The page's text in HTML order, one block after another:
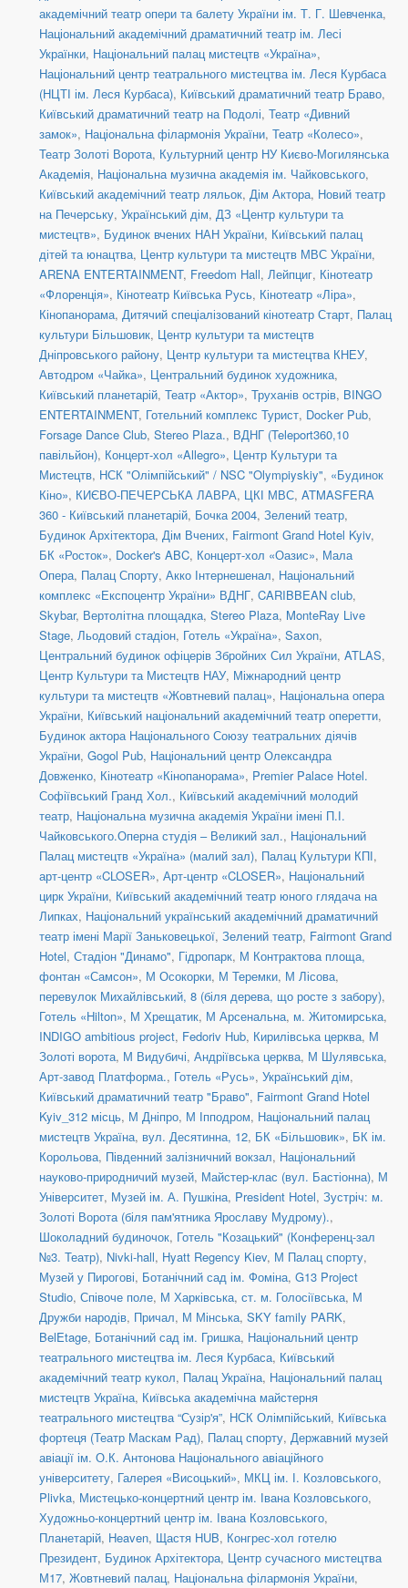
академічний театр опери та балету України ім. Т. Г. Шевченка,
Національний академічний драматичний театр ім. Лесі
Українки, Національний палац мистецтв «Україна»,
Національний центр театрального мистецтва ім. Леся Курбаса
(НЦТІ ім. Леся Курбаса), Київський драматичний театр Браво,
Київський драматичний театр на Подолі, Театр «Дивний
замок», Національна філармонія України, Театр «Колесо»,
Театр Золоті Ворота, Культурний центр НУ Києво-Могилянська
Академія, Національна музична академія ім. Чайковського,
Київський академічний театр ляльок, Дім Актора, Новий театр
на Печерську, Український дім, ДЗ «Центр культури та
мистецтв», Будинок вчених НАН України, Київський палац
дітей та юнацтва, Центр культури та мистецтв МВС України,
ARENA ENTERTAINMENT, Freedom Hall, Лейпциг, Кінотеатр
«Флоренція», Кінотеатр Київська Русь, Кінотеатр «Ліра»,
Кінопанорама, Дитячий спеціалізований кінотеатр Старт, Палац
культури Більшовик, Центр культури та мистецтв
Дніпровського району, Центр культури та мистецтва КНЕУ,
Автодром «Чайка», Центральний будинок художника,
Київський планетарій, Театр «Актор», Труханів острів, BINGO
ENTERTAINMENT, Готельний комплекс Турист, Docker Pub,
Forsage Dance Club, Stereo Plaza., ВДНГ (Teleport360,10
павільйон), Концерт-хол «Allegro», Центр Культури та
Мистецтв, НСК "Олімпійський" / NSC "Olympiyskiy", «Будинок
Кіно», КИЄВО-ПЕЧЕРСЬКА ЛАВРА, ЦКІ МВС, ATMASFERA
360 - Київський планетарій, Бочка 2004, Зелений театр,
Будинок Архітектора, Дім Вчених, Fairmont Grand Hotel Kyiv,
БК «Росток», Docker's ABC, Концерт-хол «Оазис», Мала
Опера, Палац Спорту, Акко Інтернешенал, Національний
комплекс «Експоцентр України» ВДНГ, CARIBBEAN club,
Skybar, Вертолітна площадка, Stereo Plaza, MonteRay Live
Stage, Льодовий стадіон, Готель «Україна», Saxon,
Центральний будинок офіцерів Збройних Сил України, ATLAS,
Центр Культури та Мистецтв НАУ, Міжнародний центр
культури та мистецтв «Жовтневий палац», Національна опера
України, Київський національний академічний театр оперетти,
Будинок актора Національного Союзу театральних діячів
України, Gogol Pub, Національний центр Олександра
Довженко, Кінотеатр «Кінопанорама», Premier Palace Hotel.
Софіївський Гранд Хол., Київський академічний молодий
театр, Національна музична академія України імені П.І.
Чайковського.Оперна студія – Великий зал., Національний
Палац мистецтв «Україна» (малий зал), Палац Культури КПІ,
арт-центр «CLOSER», Арт-центр «CLOSER», Національний
цирк України, Київський академічний театр юного глядача на
Липках, Національний український академічний драматичний
театр імені Марії Заньковецької, Зелений театр, Fairmont Grand
Hotel, Стадіон "Динамо", Гідропарк, М Контрактова площа,
фонтан «Самсон», М Осокорки, М Теремки, М Лісова,
перевулок Михайлівський, 8 (біля дерева, що росте з забору),
Готель «Hilton», М Хрещатик, М Арсенальна, м. Житомирська,
INDIGO ambitious project, Fedoriv Hub, Кирилівська церква, М
Золоті ворота, М Видубичі, Андріївська церква, М Шулявська,
Арт-завод Платформа., Готель «Русь», Український дім,
Київський драматичний театр "Браво", Fairmont Grand Hotel
Kyiv_312 місць, М Дніпро, М Іпподром, Національний палац
мистецтв Україна, вул. Десятинна, 12, БК «Більшовик», БК ім.
Корольова, Південний залізничний вокзал, Національний
науково-природничий музей, Майстер-клас (вул. Бастіонна), М
Університет, Музей ім. А. Пушкіна, President Hotel, Зустріч: м.
Золоті Ворота (біля пам'ятника Ярославу Мудрому).,
Шоколадний будиночок, Готель "Козацький" (Конференц-зал
№3. Театр), Nivki-hall, Hyatt Regency Kiev, М Палац спорту,
Музей у Пирогові, Ботанічний сад ім. Фоміна, G13 Project
Studio, Співоче поле, М Харківська, ст. м. Голосіївська, М
Дружби народів, Причал, М Мінська, SKY family PARK,
BelEtage, Ботанічний сад ім. Гришка, Національний центр
театрального мистецтва ім. Леся Курбаса, Київський
академічний театр кукол, Палац Україна, Національний палац
мистецтв Україна, Київська академічна майстерня
театрального мистецтва “Сузір'я”, НСК Олімпійський, Київська
фортеця (Театр Маскам Рад), Палац спорту, Державний музей
авіації ім. О.К. Антонова Національного авіаційного
університету, Галерея «Висоцький», МКЦ ім. І. Козловського,
Plivka, Мистецько-концертний центр ім. Івана Козловського,
Художньо-концертний центр ім. Івана Козловського,
Планетарій, Heaven, Щастя HUB, Конгрес-хол готелю
Президент, Будинок Архітектора, Центр сучасного мистецтва
М17, Жовтневий палац, Національна філармонія України,